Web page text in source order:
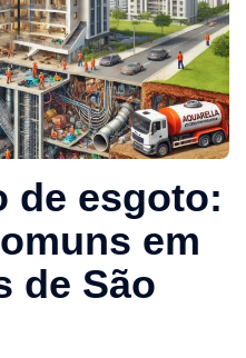
de esgoto:
em
de São